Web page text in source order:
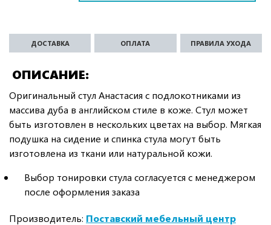
ОПИСАНИЕ
ДОСТАВКА ОПЛАТА ПРАВИЛА УХОДА
Оригинальный стул Анастасия с подлокотниками из
массива дуба в английском стиле в коже. Стул может
быть изготовлен в нескольких цветах на выбор. Мягкая
подушка на сидение и спинка стула могут быть
изготовлена из ткани или натуральной кожи.
Выбор тонировки стула согласуется с менеджером
после оформления заказа
Производитель: Поставский мебельный центр